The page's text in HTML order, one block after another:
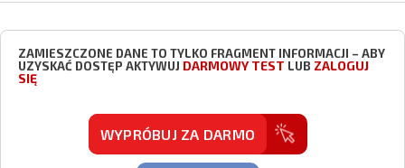
ZAMIESZCZONE DANE TO TYLKO FRAGMENT INFORMACJI – ABY
UZYSKAĆ DOSTĘP AKTYWUJ DARMOWY TEST LUB ZALOGUJ
SIĘ
WYPRÓBUJ ZA DARMO